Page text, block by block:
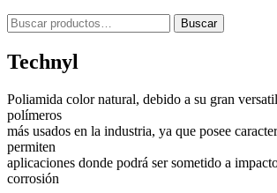
Buscar
por:
Buscar
Technyl
Poliamida color natural, debido a su gran
polímeros
más usados en la industria, ya que posee
permiten
aplicaciones donde podrá ser sometido a
corrosión